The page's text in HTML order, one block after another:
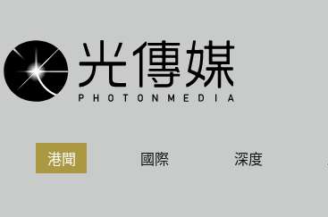
主
要
內
港聞 國際 深度